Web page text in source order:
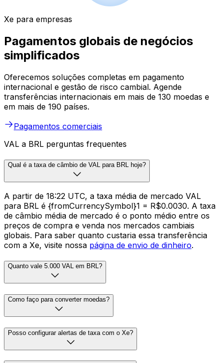
Xe para empresas
Pagamentos globais de negócios
simplificados
Oferecemos soluções completas em pagamento
internacional e gestão de risco cambial. Agende
transferências internacionais em mais de 130 moedas e
em mais de 190 países.
Pagamentos comerciais
VAL a BRL perguntas frequentes
Qual é a taxa de câmbio de VAL para BRL hoje?
A partir de 18:22 UTC, a taxa média de mercado VAL
para BRL é {fromCurrencySymbol}1 = R$0.0030. A taxa
de câmbio média de mercado é o ponto médio entre os
preços de compra e venda nos mercados cambiais
globais. Para saber quanto custaria essa transferência
com a Xe, visite nossa página de envio de dinheiro.
Quanto vale 5.000 VAL em BRL?
Como faço para converter moedas?
Posso configurar alertas de taxa com o Xe?